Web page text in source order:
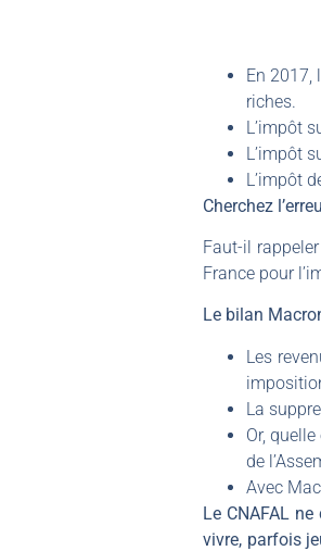
En 2017,
riches.
L’impôt
L’impôt
L’impôt
Cherchez
Faut-il
France pour
Le bilan
Les
La
Or,
de
Avec
Le CNAFAL
vivre, parfois